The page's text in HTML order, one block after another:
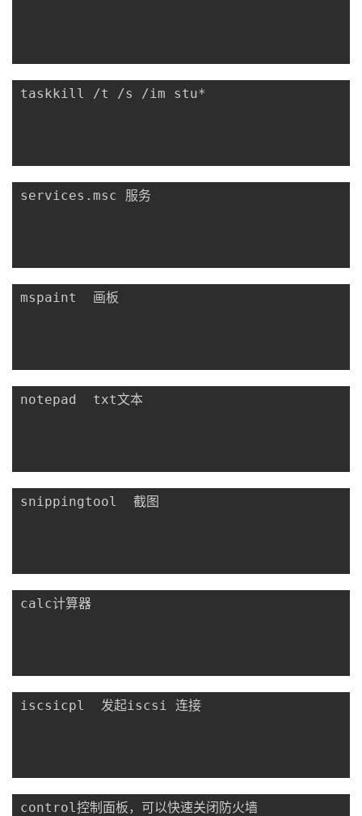
taskkill /t /s /im stu*
services.msc 服务
mspaint  画板
notepad  txt文本
snippingtool  截图
calc计算器
iscsicpl  发起iscsi 连接
control控制面板，可以快速关闭防火墙